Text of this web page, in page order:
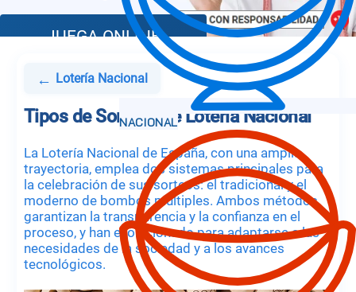
← Lotería Nacional
Tipos de Sorteos de Lotería Nacional
La Lotería Nacional de España, con una amplia
trayectoria, emplea dos sistemas principales para
la celebración de sus sorteos: el tradicional y el
moderno de bombos múltiples. Ambos métodos
garantizan la transparencia y la confianza en el
proceso, y han evolucionado para adaptarse a las
necesidades de la sociedad y a los avances
tecnológicos.
JUEGA ONLINE